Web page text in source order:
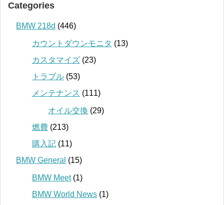
Categories
BMW 218d (446)
カウントダウンモニタ (13)
カスタマイズ (23)
トラブル (53)
メンテナンス (111)
オイル交換 (29)
燃費 (213)
購入記 (11)
BMW General (15)
BMW Meet(1)
BMW World News (1)